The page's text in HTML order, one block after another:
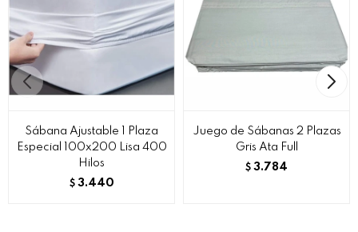
Sábana Ajustable 1 Plaza
Especial 100x200 Lisa 400
Hilos
$ 3.440
Juego de Sábanas 2 Plazas
Gris Ata Full
$ 3.784